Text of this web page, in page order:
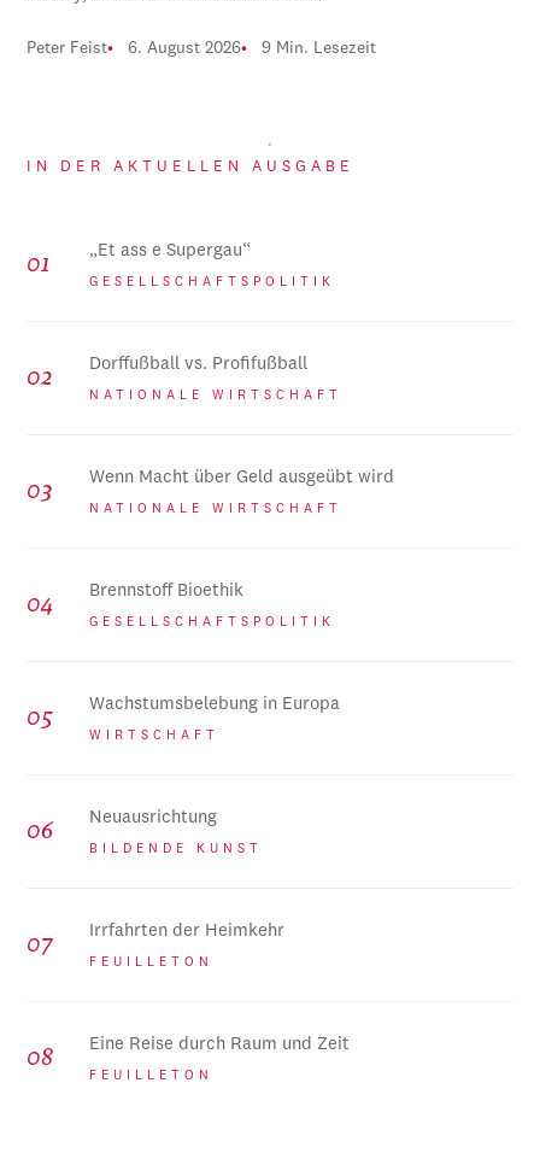
Peter Feist 6. August 2026 9 Min. Lesezeit
IN DER AKTUELLEN AUSGABE
„Et ass e Supergau“
GESELLSCHAFTSPOLITIK
Dorffußball vs. Profifußball
NATIONALE WIRTSCHAFT
Wenn Macht über Geld ausgeübt wird
NATIONALE WIRTSCHAFT
Brennstoff Bioethik
GESELLSCHAFTSPOLITIK
Wachstumsbelebung in Europa
WIRTSCHAFT
Neuausrichtung
BILDENDE KUNST
Irrfahrten der Heimkehr
FEUILLETON
Eine Reise durch Raum und Zeit
FEUILLETON